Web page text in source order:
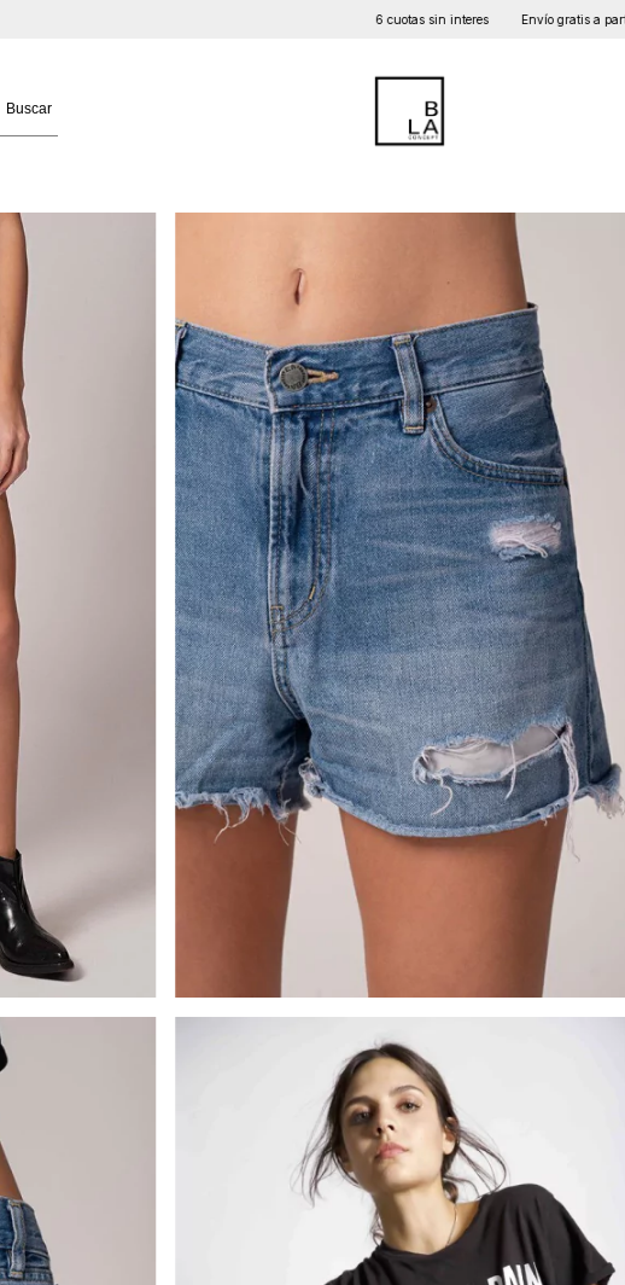
6 cuotas sin interes Envío gratis a partir de $100mil
Buscar